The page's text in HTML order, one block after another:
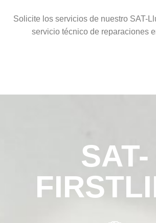
Solicite los servicios de nuestro SAT-
servicio técnico de reparaciones
SAT-